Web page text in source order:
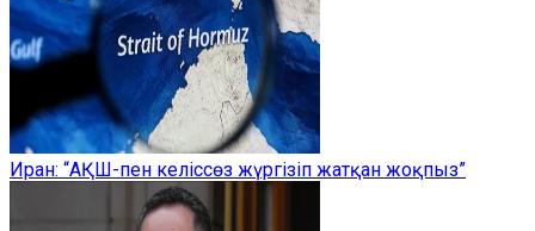
Иран: “АҚШ-пен келіссөз жүргізіп жатқан жоқпыз”